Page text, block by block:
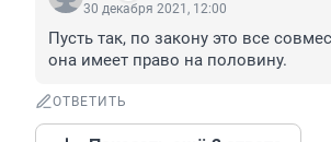
30 декабря 2021, 12:00
Пусть так, по закону это все
она имеет право на половину.
ОТВЕТИТЬ